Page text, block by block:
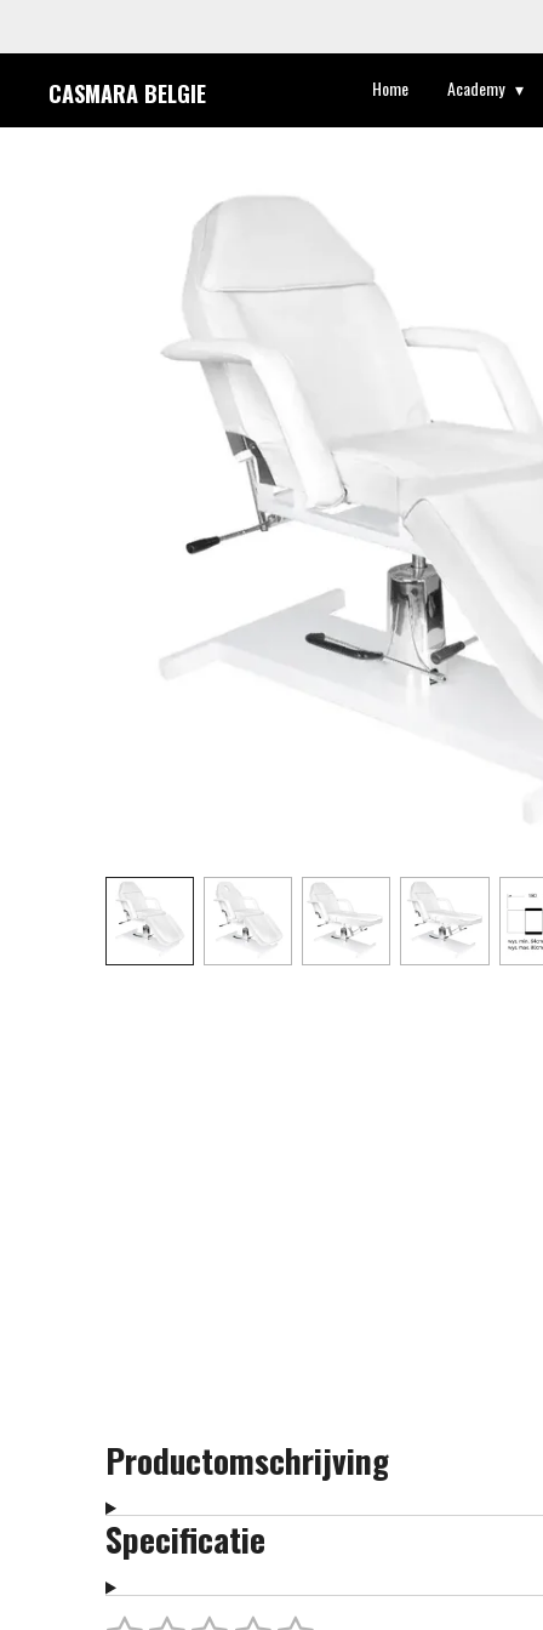
naar
de
CASMARA BELGIE Home Academy
Productomschrijving
Specificatie
S